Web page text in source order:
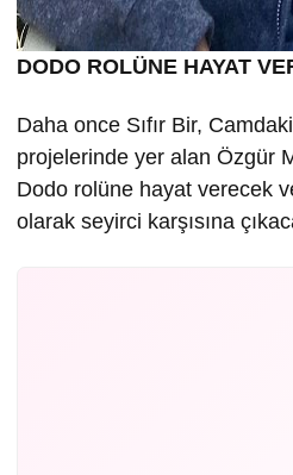
DODO ROLÜNE HAYAT
Daha once Sıfır Bir,
projelerinde yer alan Özgür
Dodo rolüne hayat verecek
olarak seyirci karşısına